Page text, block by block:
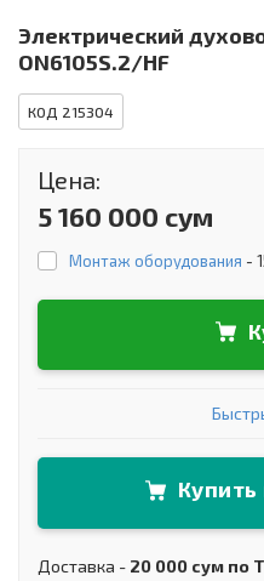
Электрический
ON6105S.2/HF
КОД 215304
Цена:
5 160 000 сум
Монтаж оборудования -
Купить
Доставка - 20 000 сум по